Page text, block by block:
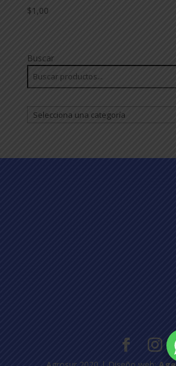
$1,00
Buscar
Selecciona
una